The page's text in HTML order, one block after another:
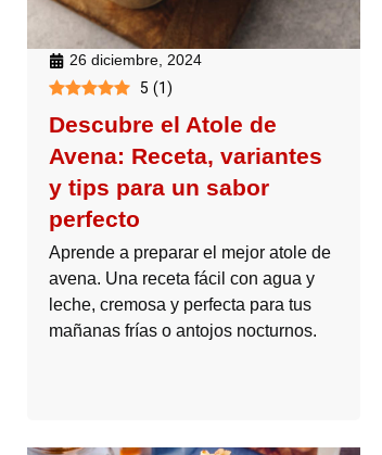
26 diciembre, 2024
5 (1)
Descubre el Atole de
Avena: Receta, variantes
y tips para un sabor
perfecto
Aprende a preparar el mejor atole de
avena. Una receta fácil con agua y
leche, cremosa y perfecta para tus
mañanas frías o antojos nocturnos.